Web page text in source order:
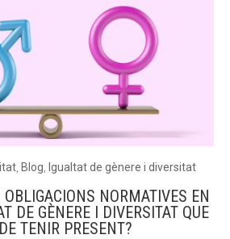
Blog Igualtat de gènere i diversitat
NORMATIVES EN
DE GÈNERE I DIVERSITAT QUE
TENIR PRESENT?
SOCIAL I JOVES
ESPLAIS
TERCER SECTOR
SOCIAL I JOVES
ESPLAIS
TERCER SECTOR